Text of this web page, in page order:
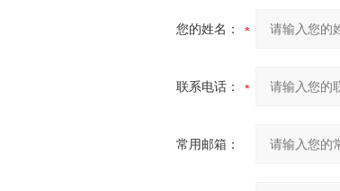
您的姓名：
联系电话：
常用邮箱：